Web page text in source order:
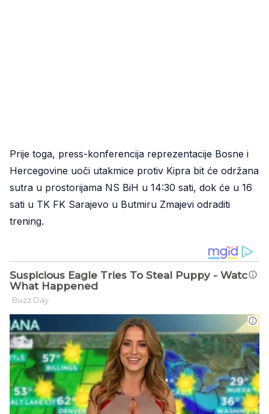
Prije toga, press-konferencija reprezentacije Bosne i
Hercegovine uoči utakmice protiv Kipra bit će održana
sutra u prostorijama NS BiH u 14:30 sati, dok će u 16
sati u TK FK Sarajevo u Butmiru Zmajevi odraditi
trening.